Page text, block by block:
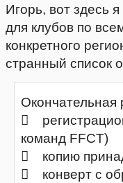
Игорь, вот здесь
для клубов по
конкретного
странный список
Окончательная

команд FFCT)
 копию
 конверт с